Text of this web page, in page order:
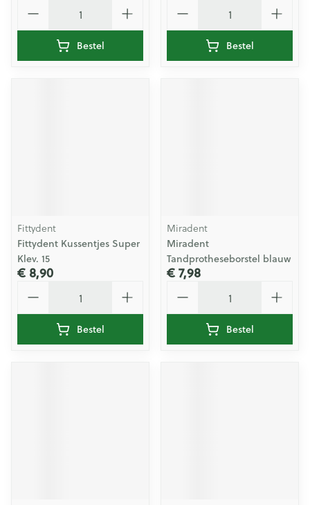
Bestel Bestel
Fittydent
Fittydent Kussentjes Super
Klev. 15
€ 8,90
Bestel
Miradent
Miradent
Tandprotheseborstel blauw
€ 7,98
Bestel